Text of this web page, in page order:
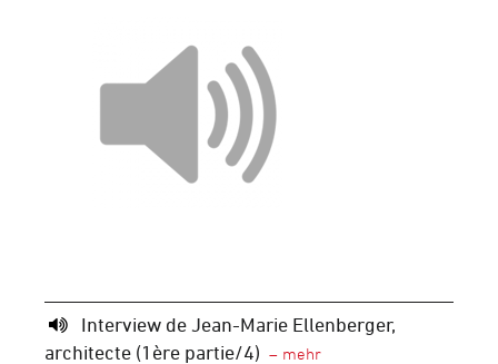
Interview de Jean-Marie Ellenberger,
architecte (1ère partie/4)